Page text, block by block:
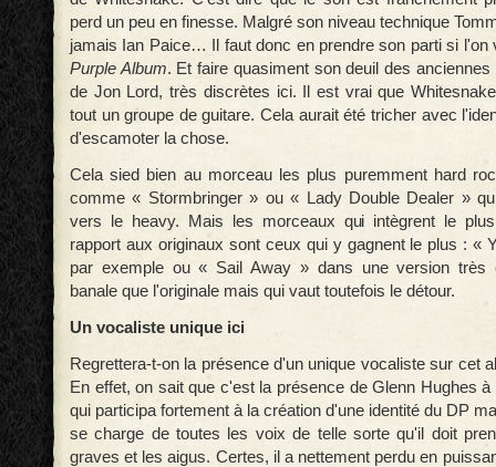
perd un peu en finesse. Malgré son niveau technique
jamais Ian Paice… Il faut donc en prendre son parti si l'on
Purple Album. Et faire quasiment son deuil des
de Jon Lord, très discrètes ici. Il est vrai que
tout un groupe de guitare. Cela aurait été tricher avec
d'escamoter la chose.
Cela sied bien au morceau les plus puremment hard
comme « Stormbringer » ou « Lady Double Dealer »
vers le heavy. Mais les morceaux qui intègrent le
rapport aux originaux sont ceux qui y gagnent le plus : «
par exemple ou « Sail Away » dans une version très
banale que l'originale mais qui vaut toutefois le détour.
Un vocaliste unique ici
Regrettera-t-on la présence d'un unique vocaliste sur cet
En effet, on sait que c'est la présence de Glenn Hughes
qui participa fortement à la création d'une identité du DP
se charge de toutes les voix de telle sorte qu'il doit
graves et les aigus. Certes, il a nettement perdu en